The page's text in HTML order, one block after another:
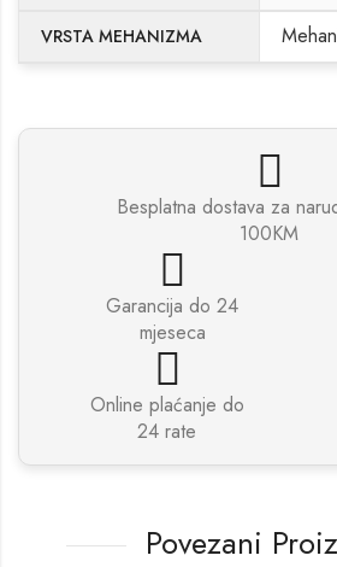
VRSTA MEHANIZMA
Besplatna dostava za
100KM
Garancija do 24
mjeseca
Online plaćanje do
24 rate
Povezani